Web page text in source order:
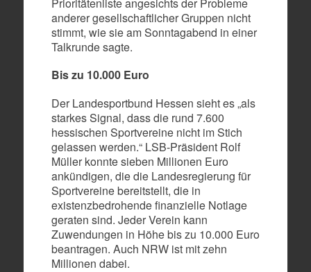
anderer gesellschaftlicher Gruppen nicht
stimmt, wie sie am Sonntagabend in einer
Talkrunde sagte.
Bis zu 10.000 Euro
Der Landesportbund Hessen sieht es „als
starkes Signal, dass die rund 7.600
hessischen Sportvereine nicht im Stich
gelassen werden.“ LSB-Präsident Rolf
Müller konnte sieben Millionen Euro
ankündigen, die die Landesregierung für
Sportvereine bereitstellt, die in
existenzbedrohende finanzielle Notlage
geraten sind. Jeder Verein kann
Zuwendungen in Höhe bis zu 10.000 Euro
beantragen. Auch NRW ist mit zehn
Millionen dabei.